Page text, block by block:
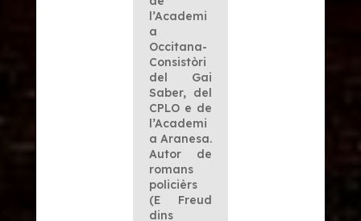
l’Academi
a
Occitana-
Consistòri
del Gai
Saber, del
CPLO e de
l’Academi
a Aranesa.
Autor de
romans
policièrs
(E Freud
dins